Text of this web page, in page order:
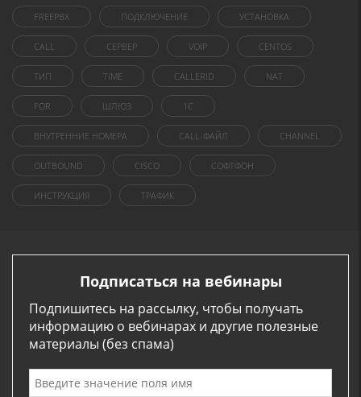
FREEPBX ПОДКЛЮЧЕНИЕ УСТАНОВКА
CALL СЕРВЕР VOIP CENTOS
ТИП TIME CALLERID NAT
FOR ШЛЮЗ 1C
ВНУТРЕННИЕ НОМЕРА CALL-ФАЙЛ CHANNEL
OUTBOUND CISCO СОФТФОН
ИНСТРУКЦИЯ ТРАФИК
Подписаться на вебинары
Подпишитесь на рассылку, чтобы получать
информацию о вебинарах и другие полезные
материалы (без спама)